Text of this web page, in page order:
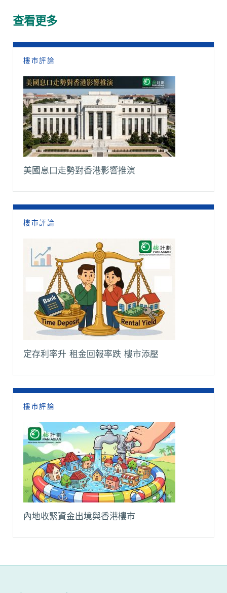
o
o
k
A
p
p
k
m
查看更多
樓市評論
美國息口走勢對香港影響推演
樓市評論
定存利率升 租金回報率跌 樓市添壓
樓市評論
內地收緊資金出境與香港樓市